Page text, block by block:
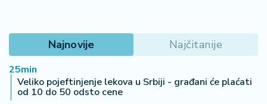
Najnovije Najčitanije
25min
Veliko pojeftinjenje lekova u Srbiji - građani će plaćati
od 10 do 50 odsto cene